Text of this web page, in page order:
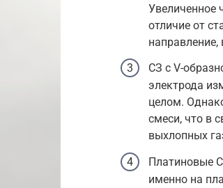
Увеличенное
отличие от
направление,
СЗ с V-
электрода
целом.
смеси, что в
выхлопных
Платиновые
именно на